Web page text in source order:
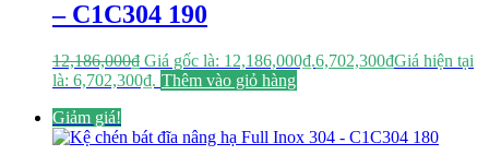
– C1C304 190
12,186,000₫ Giá gốc là: 12,186,000₫.6,702,300₫Giá hiện tại
là: 6,702,300₫. Thêm vào giỏ hàng
Giảm giá!